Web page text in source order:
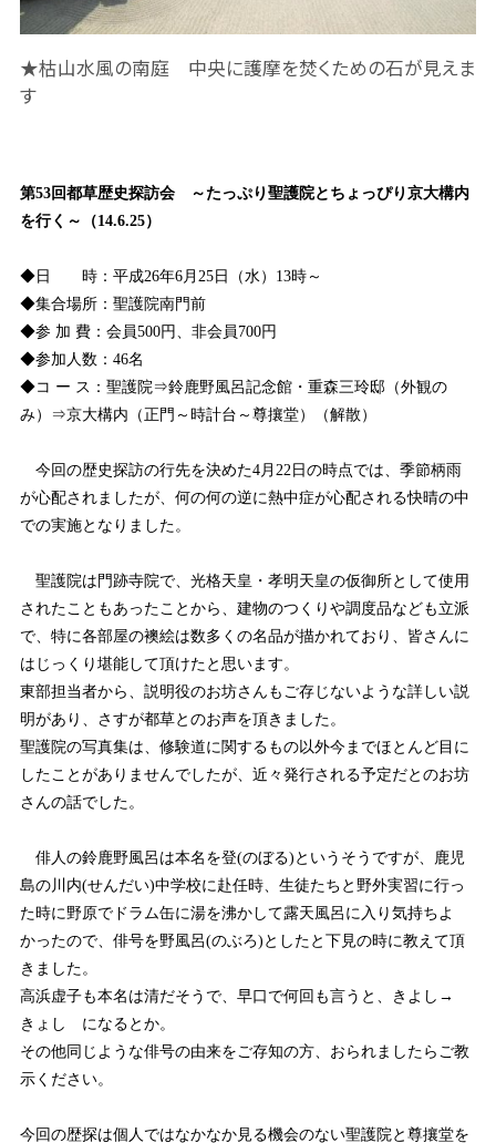
★枯山水風の南庭 中央に護摩を焚くための石が見えま
す
第53回都草歴史探訪会 ～たっぷり聖護院とちょっぴり京大構内
を行く～（14.6.25）
◆日 時：平成26年6月 25日（水） 13時～
◆集合場所：聖護院南門前
◆参 加 費：会員500円、非会員 700円
◆参加人数： 46名
◆コ ー ス：聖護院⇒鈴鹿野風呂記念館・重森三玲邸（外観の
み）⇒京大構内（正門～時計台～尊攘堂）（解散）
今回の歴史探訪の行先を決めた4月 22 日の時点では、季節柄雨
が心配されましたが、何の何の逆に熱中症が心配される快晴の中
での実施となりました。
聖護院は門跡寺院で、光格天皇・孝明天皇の仮御所として使用
されたこともあったことから、建物のつくりや調度品なども立派
で、特に各部屋の襖絵は数多くの名品が描かれており、皆さんに
はじっくり堪能して頂けたと思います。
東部担当者から、説明役のお坊さんもご存じないような詳しい説
明があり、さすが都草とのお声を頂きました。
聖護院の写真集は、修験道に関するもの以外今までほとんど目に
したことがありませんでしたが、近々発行される予定だとのお坊
さんの話でした。
俳人の鈴鹿野風呂は本名を登(のぼる) というそうですが、鹿児
島の川内(せんだい)中学校に赴任時、生徒たちと野外実習に行っ
た時に野原でドラム缶に湯を沸かして露天風呂に入り気持ちよ
かったので、俳号を野風呂(のぶろ) としたと下見の時に教えて頂
きました。
高浜虚子も本名は清だそうで、早口で何回も言うと、きよし→
きょし になるとか。
その他同じような俳号の由来をご存知の方、おられましたらご教
示ください。
今回の歴探は個人ではなかなか見る機会のない聖護院と尊攘堂を